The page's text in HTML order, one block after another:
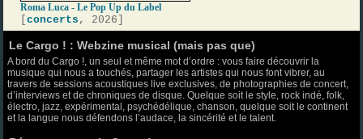
Roma Luca - Le Pop Up du Label
[concerts , 2026]
Le Cargo ! : Webzine musical (mais pas que)
A bord du Cargo !, un seul et même mot d’ordre : vous faire découvrir la
musique qui nous a touchés, partager les artistes qui nous font vibrer, au
travers de sessions acoustiques live exclusives, de photographies de concert,
d’interviews et de chroniques de disque. Quelque soit le style, rock indé, folk,
électro, jazz, expérimental, psychédélique, chanson, quelque soit le continent
et la langue nous défendons l’audace, la sincérité et le talent.